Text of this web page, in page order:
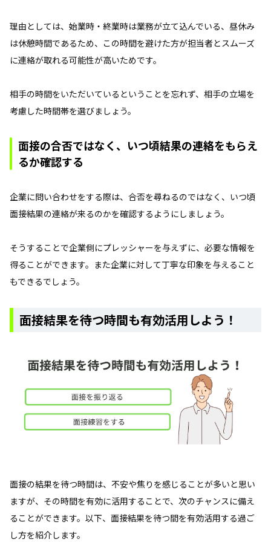
理由としては、始業時・終業時は業務が立て込んでいる、昼休み
は休憩時間であるため、この時間を避けた方が担当者とスムーズ
に連絡が取れる可能性が高いためです。
相手の時間をいただいているということを忘れず、相手の立場を
考慮した時間帯を選びましょう。
面接の合否ではなく、いつ頃結果の連絡をもらえ
るか確認する
企業に問い合わせをする際は、合否を尋ねるのではなく、いつ頃
面接結果の連絡が来るのかを確認するようにしましょう。
そうすることで企業側にプレッシャーを与えずに、必要な情報を
得ることができます。また企業に対して丁寧な印象を与えること
もできるでしょう。
面接結果を待つ時間も有効活用しよう！
面接の結果を待つ時間は、不安や焦りを感じることが多いと思い
ますが、その時間を有効に活用することで、次のチャンスに備え
ることができます。以下、面接結果を待つ間を有効活用する過ご
し方を紹介します。